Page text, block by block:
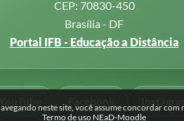
neste site, você assume concordar com
Termo de uso NEaD-Moodle
CEP: 70830-450
Brasília - DF
Portal IFB - Educação a Distância
YouTube